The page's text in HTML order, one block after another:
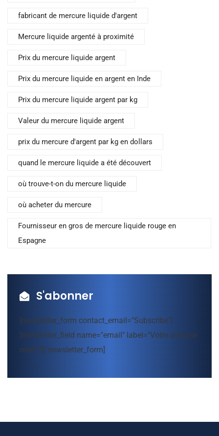
fabricant de mercure liquide d'argent
Mercure liquide argenté à proximité
Prix du mercure liquide argent
Prix du mercure liquide en argent en Inde
Prix du mercure liquide argent par kg
Valeur du mercure liquide argent
prix du mercure d'argent par kg en dollars
quand le mercure liquide a été découvert
où trouve-t-on du mercure liquide
où acheter du mercure
Fournisseur en gros de mercure liquide rouge en
Espagne
S'abonner
[newsletter_form contact_email="Subscribe"]
[newsletter_field name="email" label="Votre adresse
mail*"][/newsletter_form]